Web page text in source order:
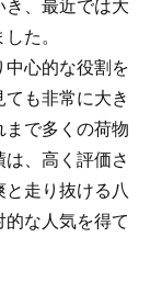
き、最近では大
た。
中心的な役割を
も非常に大き
まで多くの荷物
、高く評価さ
走り抜ける八
的な人気を得て